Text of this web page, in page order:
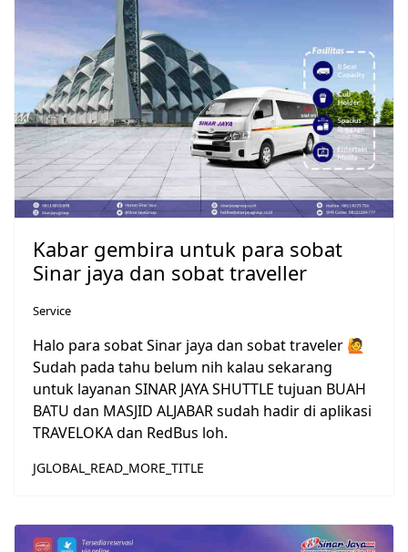
Kabar gembira untuk para sobat
Sinar jaya dan sobat traveller
Service
Halo para sobat Sinar jaya dan sobat traveler 🙋
Sudah pada tahu belum nih kalau sekarang
untuk layanan SINAR JAYA SHUTTLE tujuan BUAH
BATU dan MASJID ALJABAR sudah hadir di aplikasi
TRAVELOKA dan RedBus loh.
JGLOBAL_READ_MORE_TITLE